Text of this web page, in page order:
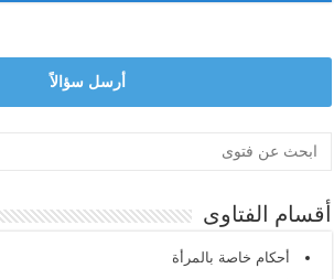
أرسل سؤالاً
أقسام الفتاوى
أحكام خاصة بالمرأة